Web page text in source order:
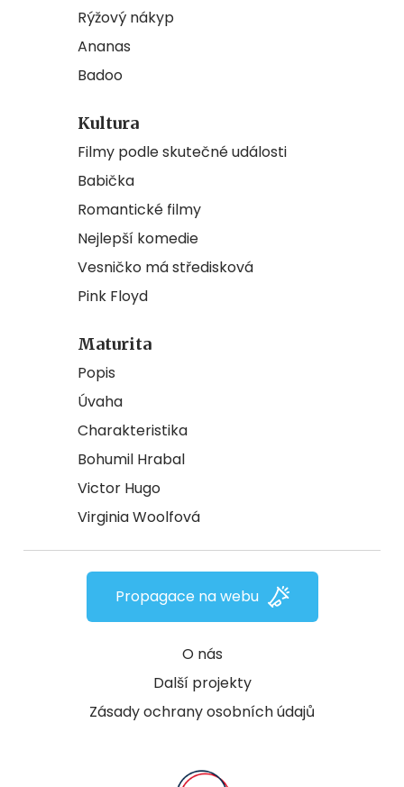
Rýžový nákyp
Ananas
Badoo
Kultura
Filmy podle skutečné události
Babička
Romantické filmy
Nejlepší komedie
Vesničko má středisková
Pink Floyd
Maturita
Popis
Úvaha
Charakteristika
Bohumil Hrabal
Victor Hugo
Virginia Woolfová
O nás
Další projekty
Zásady ochrany osobních údajů
Propagace na webu